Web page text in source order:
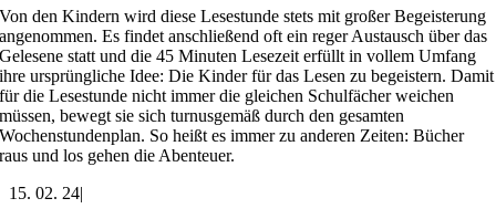
Von den Kindern wird diese Lesestunde stets mit großer Begeisterung
angenommen. Es findet anschließend oft ein reger Austausch über das
Gelesene statt und die 45 Minuten Lesezeit erfüllt in vollem Umfang
ihre ursprüngliche Idee: Die Kinder für das Lesen zu begeistern. Damit
für die Lesestunde nicht immer die gleichen Schulfächer weichen
müssen, bewegt sie sich turnusgemäß durch den gesamten
Wochenstundenplan. So heißt es immer zu anderen Zeiten: Bücher
raus und los gehen die Abenteuer.
15. 02. 24|